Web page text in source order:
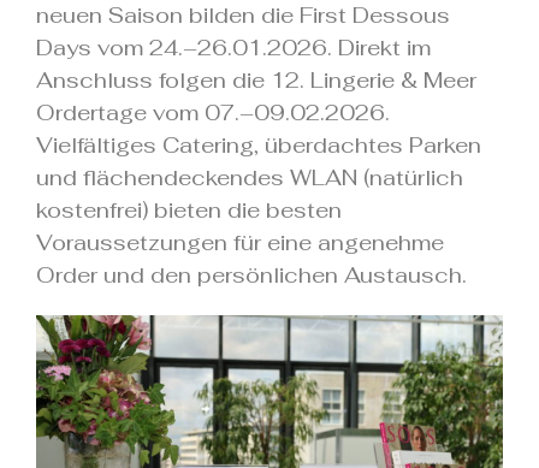
neuen Saison bilden die First Dessous
Days vom 24.–26.01.2026. Direkt im
Anschluss folgen die 12. Lingerie & Meer
Ordertage vom 07.–09.02.2026.
Vielfältiges Catering, überdachtes Parken
und flächendeckendes WLAN (natürlich
kostenfrei) bieten die besten
Voraussetzungen für eine angenehme
Order und den persönlichen Austausch.